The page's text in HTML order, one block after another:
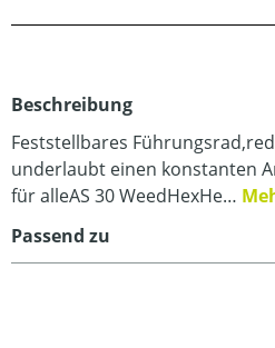
Beschreibung
Feststellbares
underlaubt einen konstanten
für alleAS 30 WeedHexHe…
Passend zu